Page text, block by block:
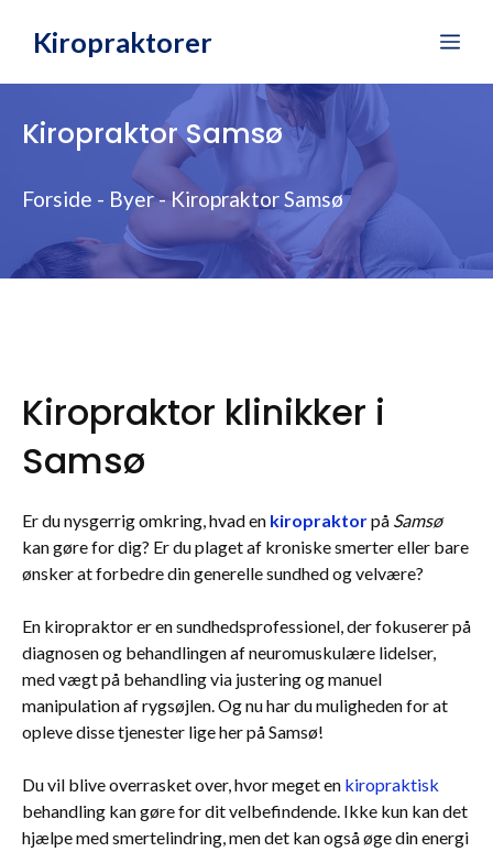
Kiropraktorer
Kiropraktor Samsø
Forside - Byer-Kiropraktor Samsø
Kiropraktor klinikker i
Samsø
Er du nysgerrig omkring, hvad en kiropraktorpå Samsø
kan gøre for dig? Er du plaget af kroniske smerter eller bare
ønsker at forbedre din generelle sundhed og velvære?
En kiropraktor er en sundhedsprofessionel, der fokuserer på
diagnosen og behandlingen af neuromuskulære lidelser,
med vægt på behandling via justering og manuel
manipulation af rygsøjlen. Og nu har du muligheden for at
opleve disse tjenester lige her på Samsø!
Du vil blive overrasket over, hvor meget en kiropraktisk
behandling kan gøre for dit velbefindende. Ikke kun kan det
hjælpe med smertelindring, men det kan også øge din energi